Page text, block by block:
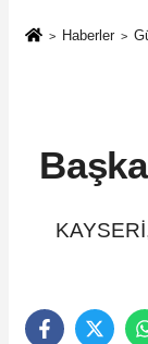
Haberler